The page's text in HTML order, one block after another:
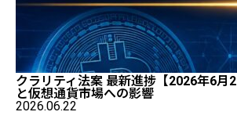
クラリティ法案 最新進捗【2026年6月
と仮想通貨市場への影響
2026.06.22